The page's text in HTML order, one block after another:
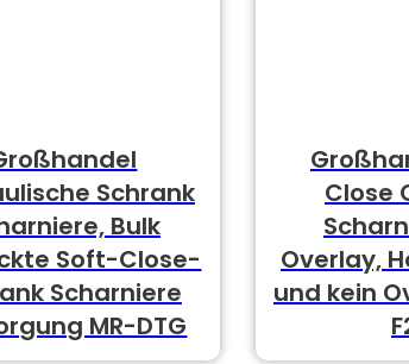
Schrank
Bulk
Soft-Close-
Scharniere
MR-DTG
Close
Overlay,
und kein